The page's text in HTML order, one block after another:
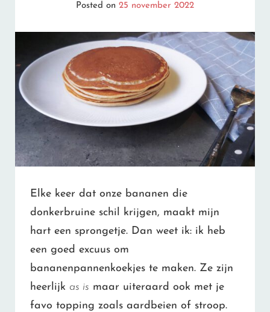
Posted on 25 november 2022
Elke keer dat onze bananen die
donkerbruine schil krijgen, maakt mijn
hart een sprongetje. Dan weet ik: ik heb
een goed excuus om
bananenpannenkoekjes te maken. Ze zijn
heerlijk as is maar uiteraard ook met je
favo topping zoals aardbeien of stroop.